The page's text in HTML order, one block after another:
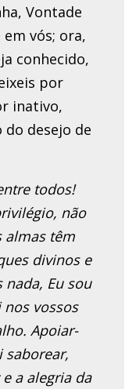
Vontade
vós; ora,
conhecido,
por
inativo,
desejo de
todos!
não
almas têm
divinos e
Eu sou
nos vossos
Apoiar-
saborear,
a alegria da